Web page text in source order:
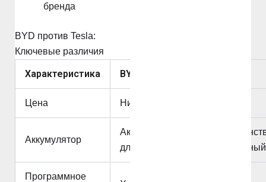
бренда
BYD против Tesla:
Ключевые различия
Характеристика BYD
Цена Нижний
Аккумулятор
Аккумулятор
для лопастей
литий-ионный
Программное